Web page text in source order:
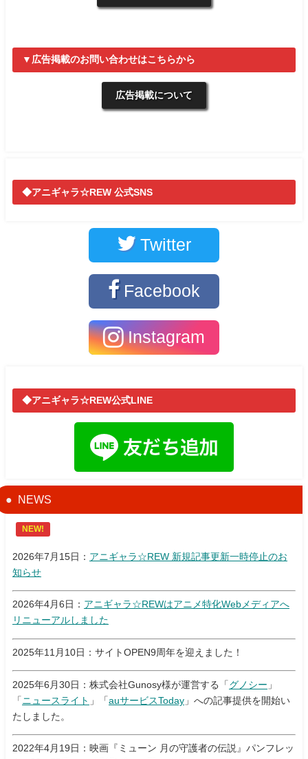
▼広告掲載のお問い合わせはこちらから
広告掲載について
◆アニギャラ☆REW 公式SNS
Twitter
Facebook
Instagram
◆アニギャラ☆REW公式LINE
NEWS
NEW!
2026年7月15日： アニギャラ☆REW 新規記事更新一時停止のお
知らせ
2026年4月6日： アニギャラ☆REWはアニメ特化Webメディアへ
リニューアルしました
2025年11月10日：サイトOPEN9周年を迎えました！
2025年6月30日：株式会社Gunosy様が運営する「 グノシー 」
「 ニュースライト 」「auサービスToday 」への記事提供を開始い
たしました。
2022年4月19日：映画『ミューン 月の守護者の伝説』パンフレッ